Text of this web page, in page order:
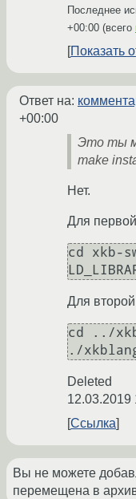
Последнее
+00:00 (всего
Показать
Ответ на:
+00:00
Это ты
make
Нет.
Для
cd xkb-
Для
cd ../
Deleted
12.03.2019
Ссылка
Вы не можете
перемещена в